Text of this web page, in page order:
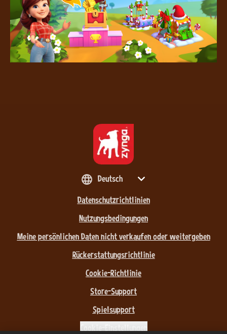
Datenschutzrichtlinien
Nutzungsbedingungen
Meine persönlichen Daten nicht verkaufen oder weitergeben
Rückerstattungsrichtlinie
Cookie-Richtlinie
Store-Support
Spielsupport
Cookie-Einstellungen
Deutsch